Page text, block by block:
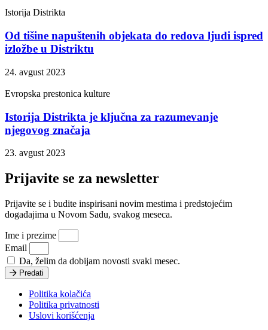
Istorija Distrikta
Od tišine napuštenih objekata do redova ljudi ispred
izložbe u Distriktu
24. avgust 2023
Evropska prestonica kulture
Istorija Distrikta je ključna za razumevanje
njegovog značaja
23. avgust 2023
Prijavite se za newsletter
Prijavite se i budite inspirisani novim mestima i predstojećim
događajima u Novom Sadu, svakog meseca.
Ime i prezime
Email
Da, želim da dobijam novosti svaki mesec.
Predati
Politika kolačića
Politika privatnosti
Uslovi korišćenja